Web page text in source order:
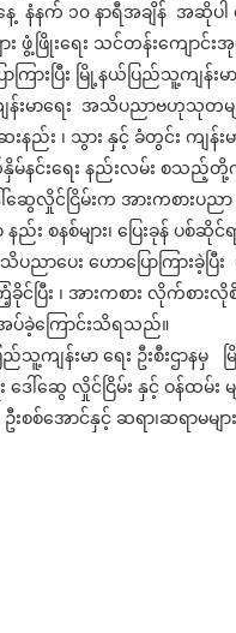
ေ့ နံနက် ၁၀ နာရီအချိန် အဆိုပ
း ဖွံ့ဖြိုးရေး သင်တန်းကျော
ားပြီး မြို့နယ်ပြည်သူ့ကျန်းမာ
းမာရေး အသိပညာဗဟုသုတမျာ
း ၊ သွား နှင့် ခံတွင်း ကျန်းမ
းရေး နည်းလမ်း စသည့်တို့ကို
ေလှိုင်ငြိမ်းက အားကစားပညာ
စနစ်များ၊ ပြေးခုန် ပစ်ဆိုင်ရ
ညာပေး ဟောပြောကြားခဲ့ပ
ြံ့ခိုင်ပြီး ၊ အားကစား လိုက်
အပ်ခဲ့ကြောင်းသိရသည်။
ျန်းမာ ရေး ဦးစီးဌာနမှ မ
ေါ်‌ဆွေ လှိုင်ငြိမ်း နှင့် ဝန်ထမ်း
စစ်အောင်နှင့် ဆရာ၊ဆရာမမျာ